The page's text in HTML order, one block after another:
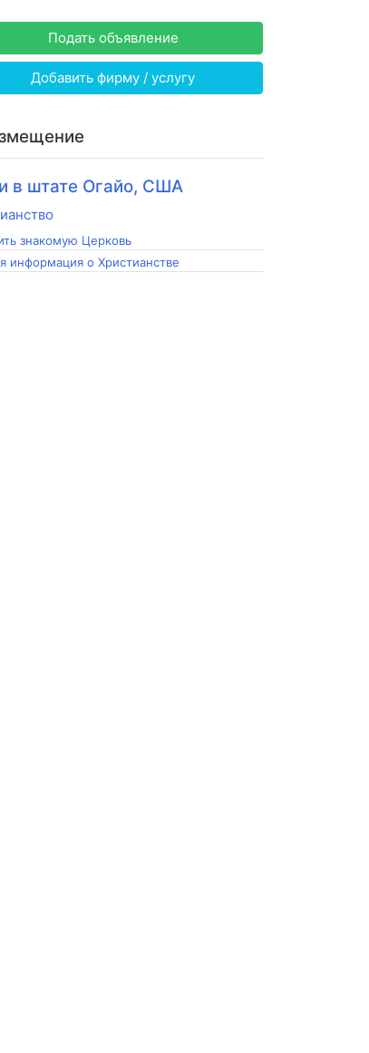
Подать объявление
Добавить фирму / услугу
в штате Огайо, США
знакомую Церковь
информация о Христианстве